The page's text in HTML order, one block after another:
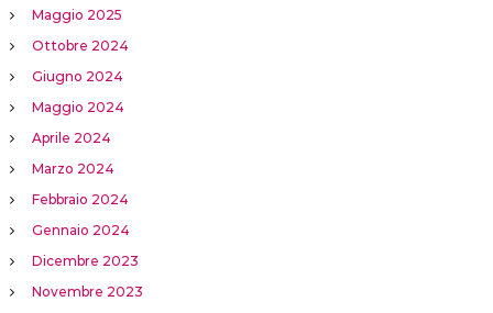
Maggio 2025
Ottobre 2024
Giugno 2024
Maggio 2024
Aprile 2024
Marzo 2024
Febbraio 2024
Gennaio 2024
Dicembre 2023
Novembre 2023